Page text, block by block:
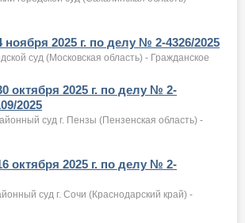
ноября 2025 г. по делу № 2-4326/2025
суд (Московская область) - Гражданское
октября 2025 г. по делу № 2-
2025
суд г. Пензы (Пензенская область) -
октября 2025 г. по делу № 2-
суд г. Сочи (Краснодарский край) -